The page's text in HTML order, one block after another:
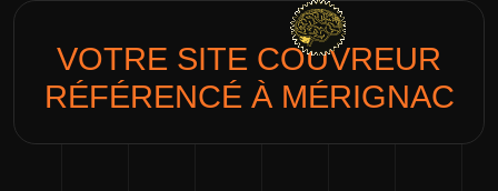
VOTRE SITE COUVREUR
RÉFÉRENCÉ À MÉRIGNAC